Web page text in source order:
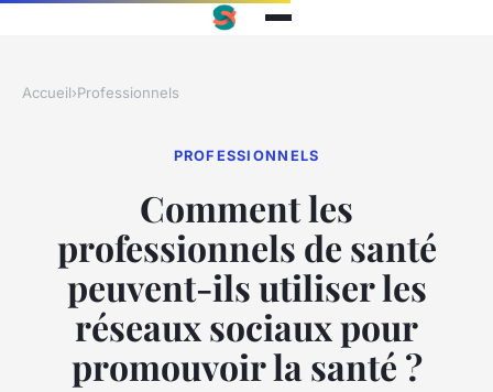
Accueil›Professionnels
PROFESSIONNELS
Comment les
professionnels de santé
peuvent-ils utiliser les
réseaux sociaux pour
promouvoir la santé ?